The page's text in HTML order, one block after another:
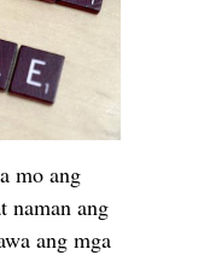
mo ang
naman ang
ang mga